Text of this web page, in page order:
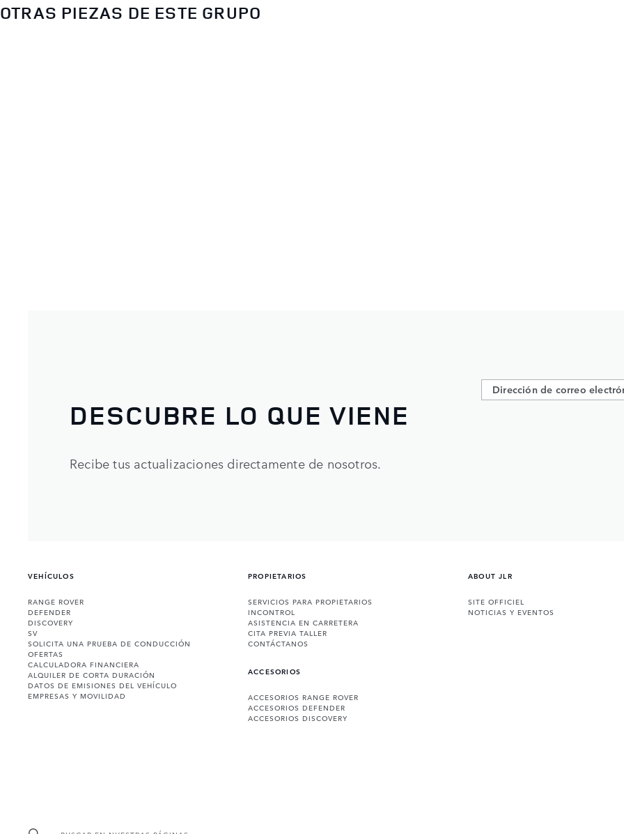
OTRAS PIEZAS DE ESTE GRUPO
DESCUBRE LO QUE VIENE
Recibe tus actualizaciones directamente de nosotros.
VEHÍCULOS
RANGE ROVER
DEFENDER
DISCOVERY
SV
SOLICITA UNA PRUEBA DE CONDUCCIÓN
OFERTAS
CALCULADORA FINANCIERA
ALQUILER DE CORTA DURACIÓN
DATOS DE EMISIONES DEL VEHÍCULO
EMPRESAS Y MOVILIDAD
PROPIETARIOS
SERVICIOS PARA PROPIETARIOS
INCONTROL
ASISTENCIA EN CARRETERA
CITA PREVIA TALLER
CONTÁCTANOS
ACCESORIOS
ACCESORIOS RANGE ROVER
ACCESORIOS DEFENDER
ACCESORIOS DISCOVERY
ABOUT JLR
SITE OFFICIEL
NOTICIAS Y EVENTOS